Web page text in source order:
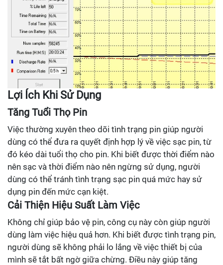
Lợi Ích Khi Sử Dụng
Tăng Tuổi Thọ Pin
Việc thường xuyên theo dõi tình trạng pin giúp người
dùng có thể đưa ra quyết định hợp lý về việc sạc pin, từ
đó kéo dài tuổi thọ cho pin. Khi biết được thời điểm nào
nên sạc và thời điểm nào nên ngừng sử dụng, người
dùng có thể tránh tình trạng sạc pin quá mức hay sử
dụng pin đến mức cạn kiệt.
Cải Thiện Hiệu Suất Làm Việc
Không chỉ giúp bảo vệ pin, công cụ này còn giúp người
dùng làm việc hiệu quả hơn. Khi biết được tình trạng pin,
người dùng sẽ không phải lo lắng về việc thiết bị của
mình sẽ tắt bất ngờ giữa chừng. Điều này giúp tăng